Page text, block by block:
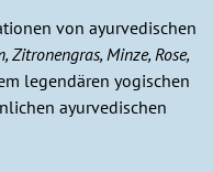
von ayurvedischen
Zitronengras, Minze, Rose,
legendären yogischen
ayurvedischen